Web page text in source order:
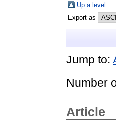
Up a level
Export as
Jump to:
Number
Article